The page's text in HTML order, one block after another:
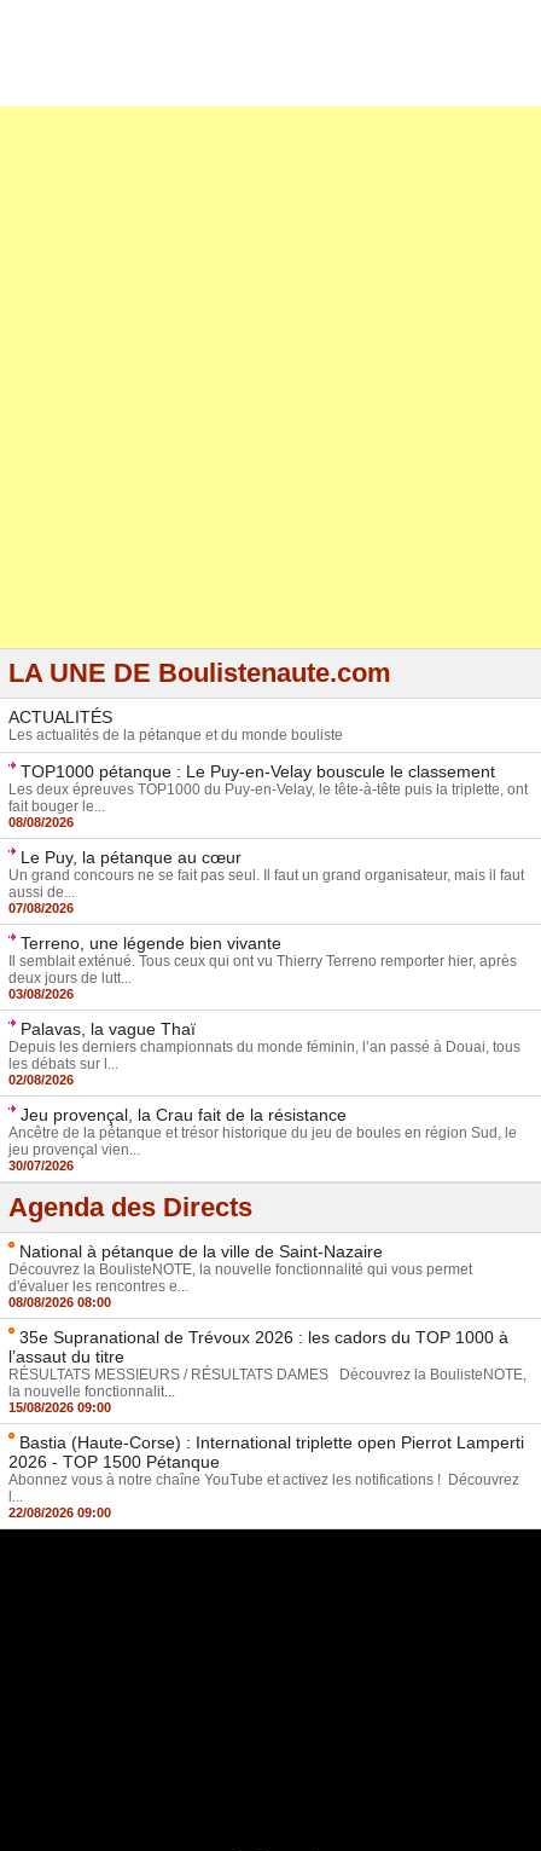
LA UNE DE Boulistenaute.com
ACTUALITÉS
Les actualités de la pétanque et du monde bouliste
TOP1000 pétanque : Le Puy-en-Velay bouscule le classement
Les deux épreuves TOP1000 du Puy-en-Velay, le tête-à-tête puis la triplette, ont
fait bouger le...
08/08/2026
Le Puy, la pétanque au cœur
Un grand concours ne se fait pas seul. Il faut un grand organisateur, mais il faut
aussi de...
07/08/2026
Terreno, une légende bien vivante
Il semblait exténué. Tous ceux qui ont vu Thierry Terreno remporter hier, après
deux jours de lutt...
03/08/2026
Palavas, la vague Thaï
Depuis les derniers championnats du monde féminin, l’an passé à Douai, tous
les débats sur l...
02/08/2026
Jeu provençal, la Crau fait de la résistance
Ancêtre de la pétanque et trésor historique du jeu de boules en région Sud, le
jeu provençal vien...
30/07/2026
Agenda des Directs
National à pétanque de la ville de Saint-Nazaire
Découvrez la BoulisteNOTE, la nouvelle fonctionnalité qui vous permet
d'évaluer les rencontres e...
08/08/2026 08:00
35e Supranational de Trévoux 2026 : les cadors du TOP 1000 à
l’assaut du titre
RÉSULTATS MESSIEURS / RÉSULTATS DAMES Découvrez la BoulisteNOTE,
la nouvelle fonctionnalit...
15/08/2026 09:00
Bastia (Haute-Corse) : International triplette open Pierrot Lamperti
2026 - TOP 1500 Pétanque
Abonnez vous à notre chaîne YouTube et activez les notifications ! Découvrez
l...
22/08/2026 09:00